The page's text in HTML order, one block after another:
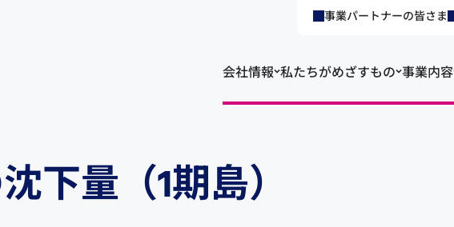
事業パートナーの皆さま
会社情報 私たちがめざすもの 事業内容
下量（1期島）